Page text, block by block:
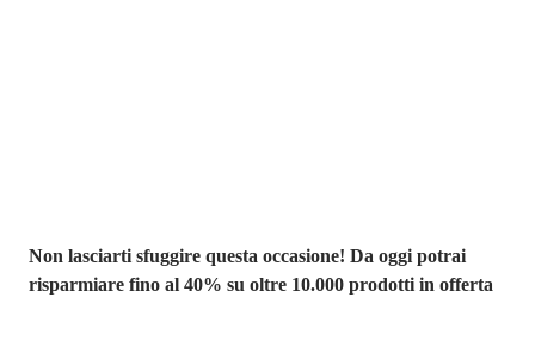
Non lasciarti sfuggire questa occasione! Da oggi potrai
risparmiare fino al 40% su oltre 10.000 prodotti in offerta